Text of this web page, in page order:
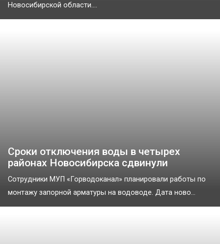
Новосибирской области....
Сроки отключения воды в четырех
районах Новосибирска сдвинули
Сотрудники МУП «Горводоканал» планировали работы по
монтажу запорной арматуры на водоводе. Дата ново...